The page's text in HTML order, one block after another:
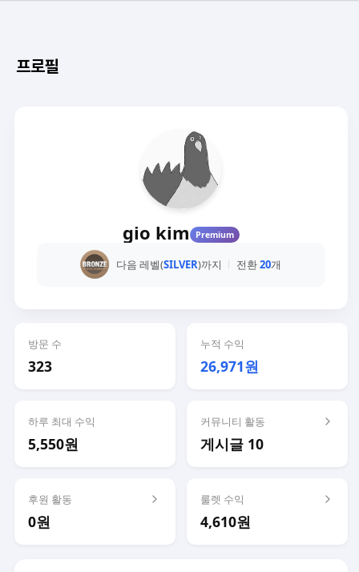
프로필
gio kim Premium
다음 레벨(SILVER)까지 전환20개
방문 수
323
누적 수익
26,971원
하루 최대 수익
5,550원
커뮤니티 활동
게시글 10
후원 활동
0원
룰렛 수익
4,610원